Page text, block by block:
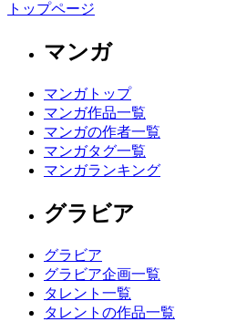
トップページ
マンガ
マンガトップ
マンガ作品一覧
マンガの作者一覧
マンガタグ一覧
マンガランキング
グラビア
グラビア
グラビア企画一覧
タレント一覧
タレントの作品一覧